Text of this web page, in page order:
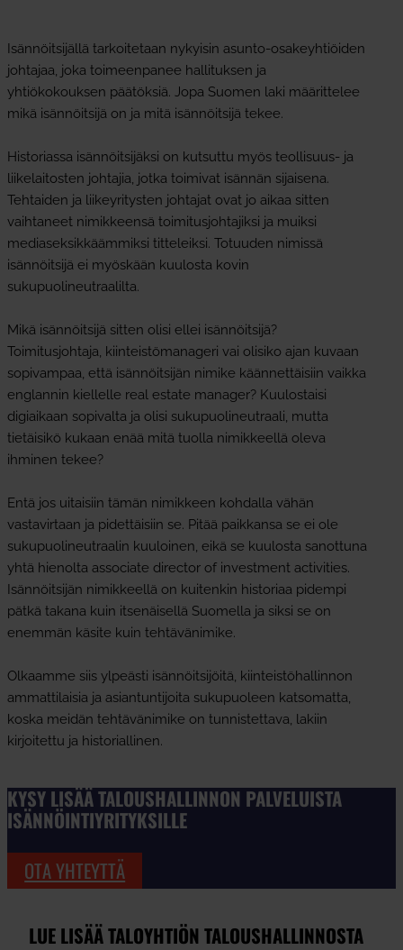
Isännöitsijällä tarkoitetaan nykyisin asunto-osakeyhtiöiden
johtajaa, joka toimeenpanee hallituksen ja
yhtiökokouksen päätöksiä. Jopa Suomen laki määrittelee
mikä isännöitsijä on ja mitä isännöitsijä tekee.
Historiassa isännöitsijäksi on kutsuttu myös teollisuus- ja
liikelaitosten johtajia, jotka toimivat isännän sijaisena.
Tehtaiden ja liikeyritysten johtajat ovat jo aikaa sitten
vaihtaneet nimikkeensä toimitusjohtajiksi ja muiksi
mediaseksikkäämmiksi titteleiksi. Totuuden nimissä
isännöitsijä ei myöskään kuulosta kovin
sukupuolineutraalilta.
Mikä isännöitsijä sitten olisi ellei isännöitsijä?
Toimitusjohtaja, kiinteistömanageri vai olisiko ajan kuvaan
sopivampaa, että isännöitsijän nimike käännettäisiin vaikka
englannin kiellelle real estate manager? Kuulostaisi
digiaikaan sopivalta ja olisi sukupuolineutraali, mutta
tietäisikö kukaan enää mitä tuolla nimikkeellä oleva
ihminen tekee?
Entä jos uitaisiin tämän nimikkeen kohdalla vähän
vastavirtaan ja pidettäisiin se. Pitää paikkansa se ei ole
sukupuolineutraalin kuuloinen, eikä se kuulosta sanottuna
yhtä hienolta associate director of investment activities.
Isännöitsijän nimikkeellä on kuitenkin historiaa pidempi
pätkä takana kuin itsenäisellä Suomella ja siksi se on
enemmän käsite kuin tehtävänimike.
Olkaamme siis ylpeästi isännöitsijöitä, kiinteistöhallinnon
ammattilaisia ja asiantuntijoita sukupuoleen katsomatta,
koska meidän tehtävänimike on tunnistettava, lakiin
kirjoitettu ja historiallinen.
KYSY LISÄÄ TALOUSHALLINNON PALVELUISTA
ISÄNNÖINTIYRITYKSILLE
OTA YHTEYTTÄ
LUE LISÄÄ TALOYHTIÖN TALOUSHALLINNOSTA